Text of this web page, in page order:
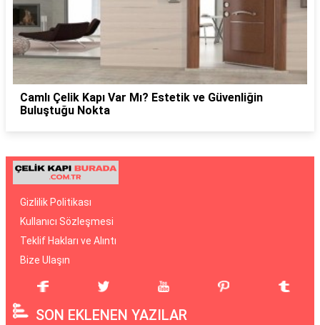
Camlı Çelik Kapı Var Mı? Estetik ve Güvenliğin
Buluştuğu Nokta
Gizlilik Politikası
Kullanıcı Sözleşmesi
Teklif Hakları ve Alıntı
Bize Ulaşın
SON EKLENEN YAZILAR